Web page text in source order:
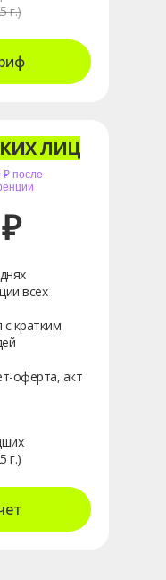
г.)
г.)
всех
кратким
оферта, акт
после
ЛИЦ